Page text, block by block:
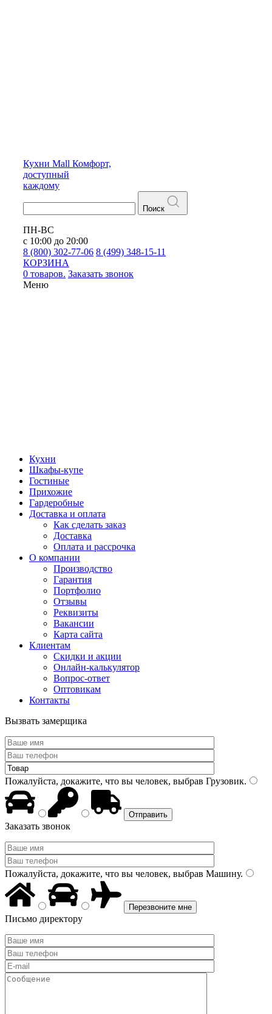
Кухни Mall Комфорт,
доступный
каждому
Поиск
ПН-ВС
с 10:00 до 20:00
8 (800) 302-77-06 8 (499) 348-15-11
КОРЗИНА
0 товаров. Заказать звонок
Меню
Кухни
Шкафы-купе
Гостиные
Прихожие
Гардеробные
Доставка и оплата
Как сделать заказ
Доставка
Оплата и рассрочка
О компании
Производство
Гарантия
Портфолио
Отзывы
Реквизиты
Вакансии
Карта сайта
Клиентам
Скидки и акции
Онлайн-калькулятор
Вопрос-ответ
Оптовикам
Контакты
Вызвать замерщика
Пожалуйста, докажите, что вы человек, выбрав Грузовик.
Заказать звонок
Пожалуйста, докажите, что вы человек, выбрав Машину.
Письмо директору